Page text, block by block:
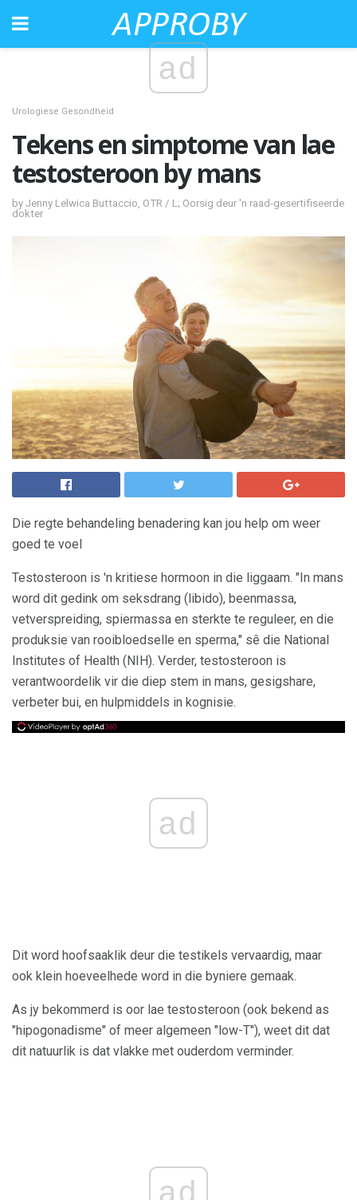
ad
Urologiese Gesondheid
Tekens en simptome van lae
testosteroon by mans
by Jenny Lelwica Buttaccio, OTR / L; Oorsig deur 'n raad-gesertifiseerde
dokter
Die regte behandeling benadering kan jou help om weer
goed te voel
Testosteroon is 'n kritiese hormoon in die liggaam. "In mans
word dit gedink om seksdrang (libido), beenmassa,
vetverspreiding, spiermassa en sterkte te reguleer, en die
produksie van rooibloedselle en sperma," sê die National
Institutes of Health (NIH). Verder, testosteroon is
verantwoordelik vir die diep stem in mans, gesigshare,
verbeter bui, en hulpmiddels in kognisie.
ad
Dit word hoofsaaklik deur die testikels vervaardig, maar
ook klein hoeveelhede word in die byniere gemaak.
As jy bekommerd is oor lae testosteroon (ook bekend as
"hipogonadisme" of meer algemeen "low-T"), weet dit dat
dit natuurlik is dat vlakke met ouderdom verminder.
ad